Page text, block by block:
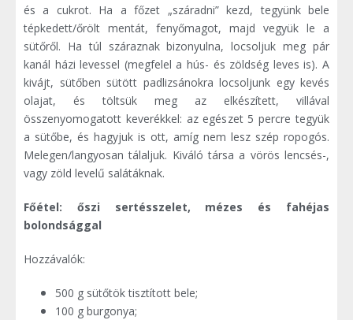
és a cukrot. Ha a főzet „száradni” kezd, tegyünk bele
tépkedett/őrölt mentát, fenyőmagot, majd vegyük le a
sütőről. Ha túl száraznak bizonyulna, locsoljuk meg pár
kanál házi levessel (megfelel a hús- és zöldség leves is). A
kivájt, sütőben sütött padlizsánokra locsoljunk egy kevés
olajat, és töltsük meg az elkészített, villával
összenyomogatott keverékkel: az egészet 5 percre tegyük
a sütőbe, és hagyjuk is ott, amíg nem lesz szép ropogós.
Melegen/langyosan tálaljuk. Kiváló társa a vörös lencsés-,
vagy zöld levelű salátáknak.
Főétel: őszi sertésszelet, mézes és fahéjas
bolondsággal
Hozzávalók:
500 g sütőtök tisztított bele;
100 g burgonya;